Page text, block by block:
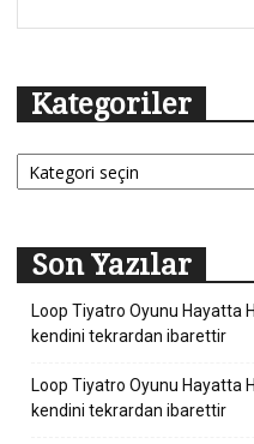
Kategoriler
Kategoriler
Son Yazılar
Loop Tiyatro Oyunu Hayatta
kendini tekrardan ibarettir
Loop Tiyatro Oyunu Hayatta
kendini tekrardan ibarettir